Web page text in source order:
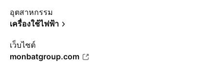
อุตสาหกรรม
เครื่องใช้ไฟฟ้า
เว็บไซต์
monbatgroup.com